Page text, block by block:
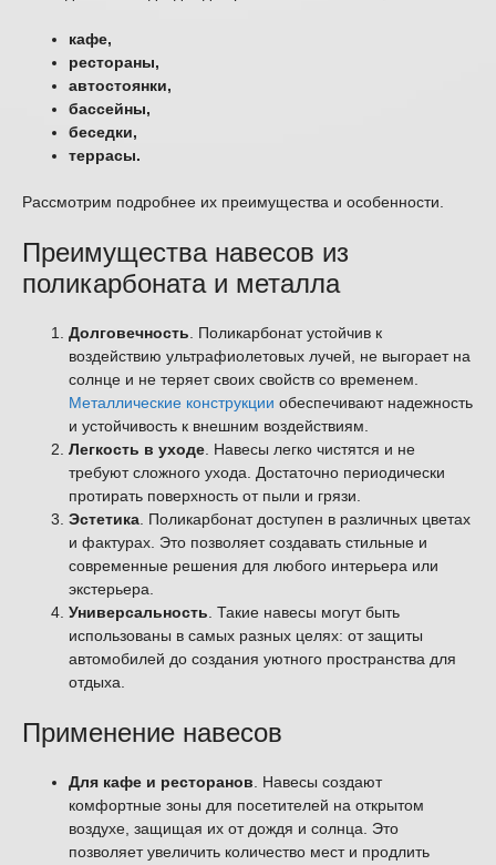
кафе,
рестораны,
автостоянки,
бассейны,
беседки,
террасы.
Рассмотрим подробнее их преимущества и особенности.
Преимущества навесов из
поликарбоната и металла
Долговечность . Поликарбонат устойчив к
воздействию ультрафиолетовых лучей, не выгорает на
солнце и не теряет своих свойств со временем.
Металлические конструкции обеспечивают надежность
и устойчивость к внешним воздействиям.
Легкость в уходе . Навесы легко чистятся и не
требуют сложного ухода. Достаточно периодически
протирать поверхность от пыли и грязи.
Эстетика . Поликарбонат доступен в различных цветах
и фактурах. Это позволяет создавать стильные и
современные решения для любого интерьера или
экстерьера.
Универсальность . Такие навесы могут быть
использованы в самых разных целях: от защиты
автомобилей до создания уютного пространства для
отдыха.
Применение навесов
Для кафе и ресторанов . Навесы создают
комфортные зоны для посетителей на открытом
воздухе, защищая их от дождя и солнца. Это
позволяет увеличить количество мест и продлить